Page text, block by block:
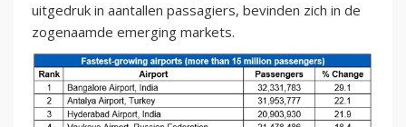
uitgedruk in aantallen passagiers, bevinden zich in de
zogenaamde emerging markets.